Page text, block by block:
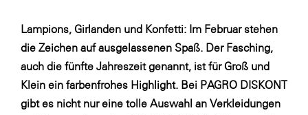
OMV
OptimaMed
PAGRO
PHH Rechtsanwält:innen
Lampions, Girlanden und Konfetti: Im Februar stehen
die Zeichen auf ausgelassenen Spaß. Der Fasching,
auch die fünfte Jahreszeit genannt, ist für Groß und
Klein ein farbenfrohes Highlight. Bei PAGRO DISKONT
gibt es nicht nur eine tolle Auswahl an Verkleidungen